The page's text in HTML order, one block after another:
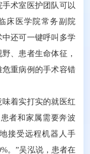
术室医护团队可以
床医学院常务副院
还可一键呼叫多学
、患者生命体征，
重病例的手术容错
着实打实的就医红
者和家属需要奔波
接受远程机器人手
。”吴泓说，患者在